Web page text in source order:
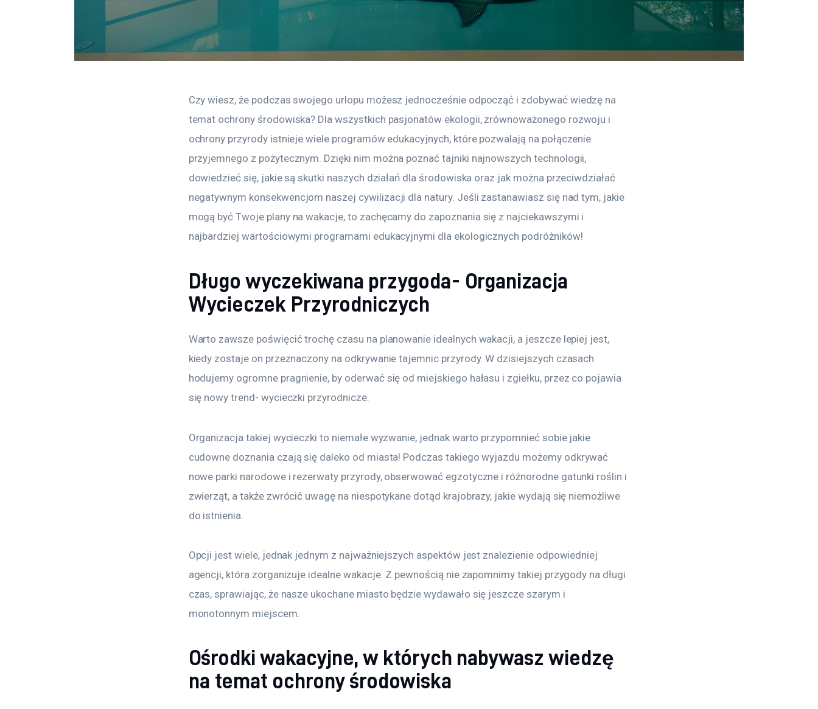
Czy wiesz, że podczas swojego urlopu możesz jednocześnie odpocząć i zdobywać wiedzę na
temat ochrony środowiska? Dla wszystkich pasjonatów ekologii, zrównoważonego rozwoju i
ochrony przyrody istnieje wiele programów edukacyjnych, które pozwalają na połączenie
przyjemnego z pożytecznym. Dzięki nim można poznać tajniki najnowszych technologii,
dowiedzieć się, jakie są skutki naszych działań dla środowiska oraz jak można przeciwdziałać
negatywnym konsekwencjom naszej cywilizacji dla natury. Jeśli zastanawiasz się nad tym, jakie
mogą być Twoje plany na wakacje, to zachęcamy do zapoznania się z najciekawszymi i
najbardziej wartościowymi programami edukacyjnymi dla ekologicznych podróżników!
Długo wyczekiwana przygoda- Organizacja
Wycieczek Przyrodniczych
Warto zawsze poświęcić trochę czasu na planowanie idealnych wakacji, a jeszcze lepiej jest,
kiedy zostaje on przeznaczony na odkrywanie tajemnic przyrody. W dzisiejszych czasach
hodujemy ogromne pragnienie, by oderwać się od miejskiego hałasu i zgiełku, przez co pojawia
się nowy trend- wycieczki przyrodnicze.
Organizacja takiej wycieczki to niemałe wyzwanie, jednak warto przypomnieć sobie jakie
cudowne doznania czają się daleko od miasta! Podczas takiego wyjazdu możemy odkrywać
nowe parki narodowe i rezerwaty przyrody, obserwować egzotyczne i różnorodne gatunki roślin i
zwierząt, a także zwrócić uwagę na niespotykane dotąd krajobrazy, jakie wydają się niemożliwe
do istnienia.
Opcji jest wiele, jednak jednym z najważniejszych aspektów jest znalezienie odpowiedniej
agencji, która zorganizuje idealne wakacje. Z pewnością nie zapomnimy takiej przygody na długi
czas, sprawiając, że nasze ukochane miasto będzie wydawało się jeszcze szarym i
monotonnym miejscem.
Ośrodki wakacyjne, w których nabywasz wiedzę
na temat ochrony środowiska